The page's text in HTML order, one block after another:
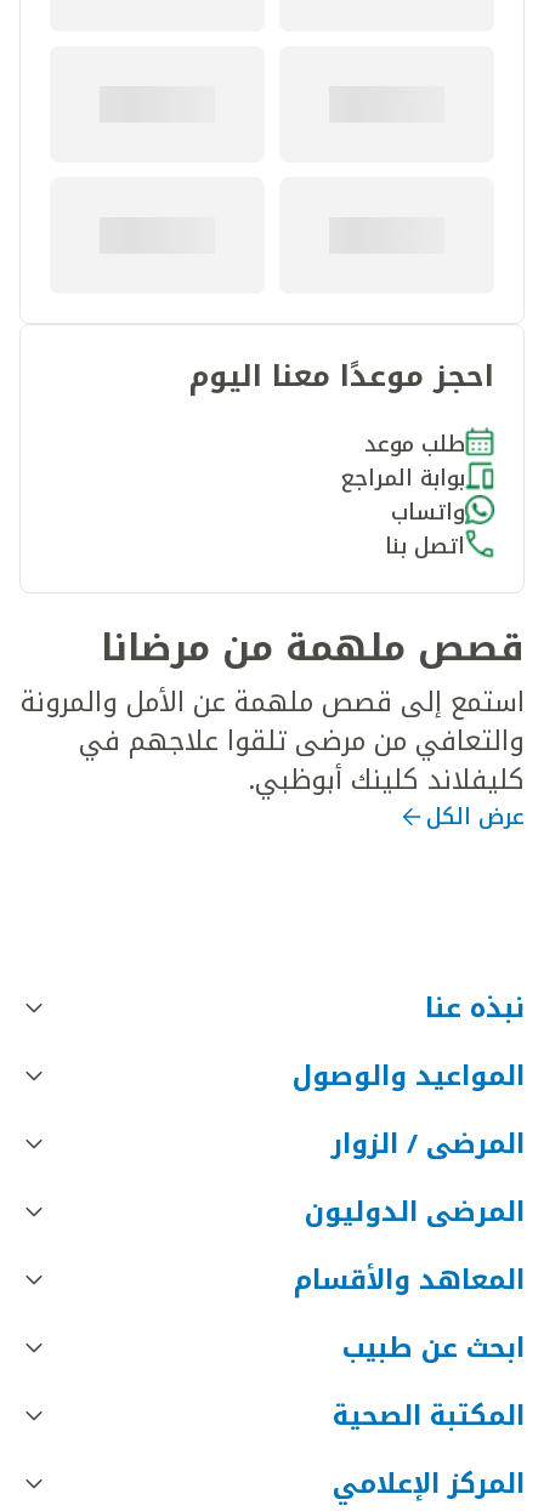
احجز موعدًا معنا اليوم
طلب موعد
بوابة المراجع
واتساب
اتصل بنا
قصص ملهمة من مرضانا
استمع إلى قصص ملهمة عن الأمل والمرونة
والتعافي من مرضى تلقوا علاجهم في
كليفلاند كلينك أبوظبي.
عرض الكل
نبذه عنا
المواعيد والوصول
المرضى / الزوار
المرضى الدوليون
المعاهد والأقسام
ابحث عن طبيب
المكتبة الصحية
المركز الإعلامي